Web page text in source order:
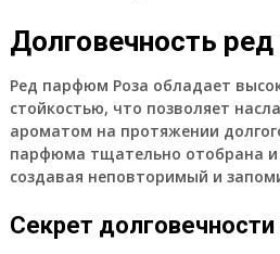
Долговечность
Ред парфюм Роза обладает
стойкостью, что позволяет
ароматом на протяжении
парфюма тщательно отобрана и
создавая неповторимый и
Секрет